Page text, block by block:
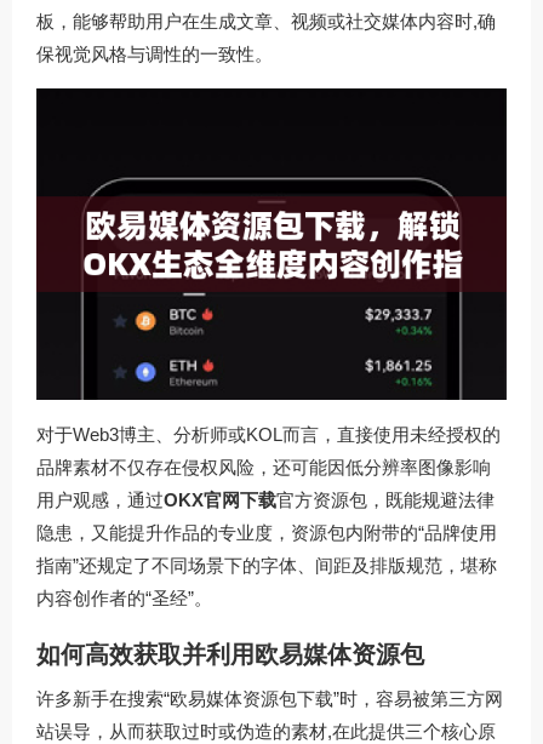
板，能够帮助用户在生成文章、视频或社交媒体内容时,确
保视觉风格与调性的一致性。
对于Web3博主、分析师或KOL而言，直接使用未经授权的
品牌素材不仅存在侵权风险，还可能因低分辨率图像影响
用户观感，通过OKX官网下载官方资源包，既能规避法律
隐患，又能提升作品的专业度，资源包内附带的“品牌使用
指南”还规定了不同场景下的字体、间距及排版规范，堪称
内容创作者的“圣经”。
如何高效获取并利用欧易媒体资源包
许多新手在搜索“欧易媒体资源包下载”时，容易被第三方网
站误导，从而获取过时或伪造的素材,在此提供三个核心原